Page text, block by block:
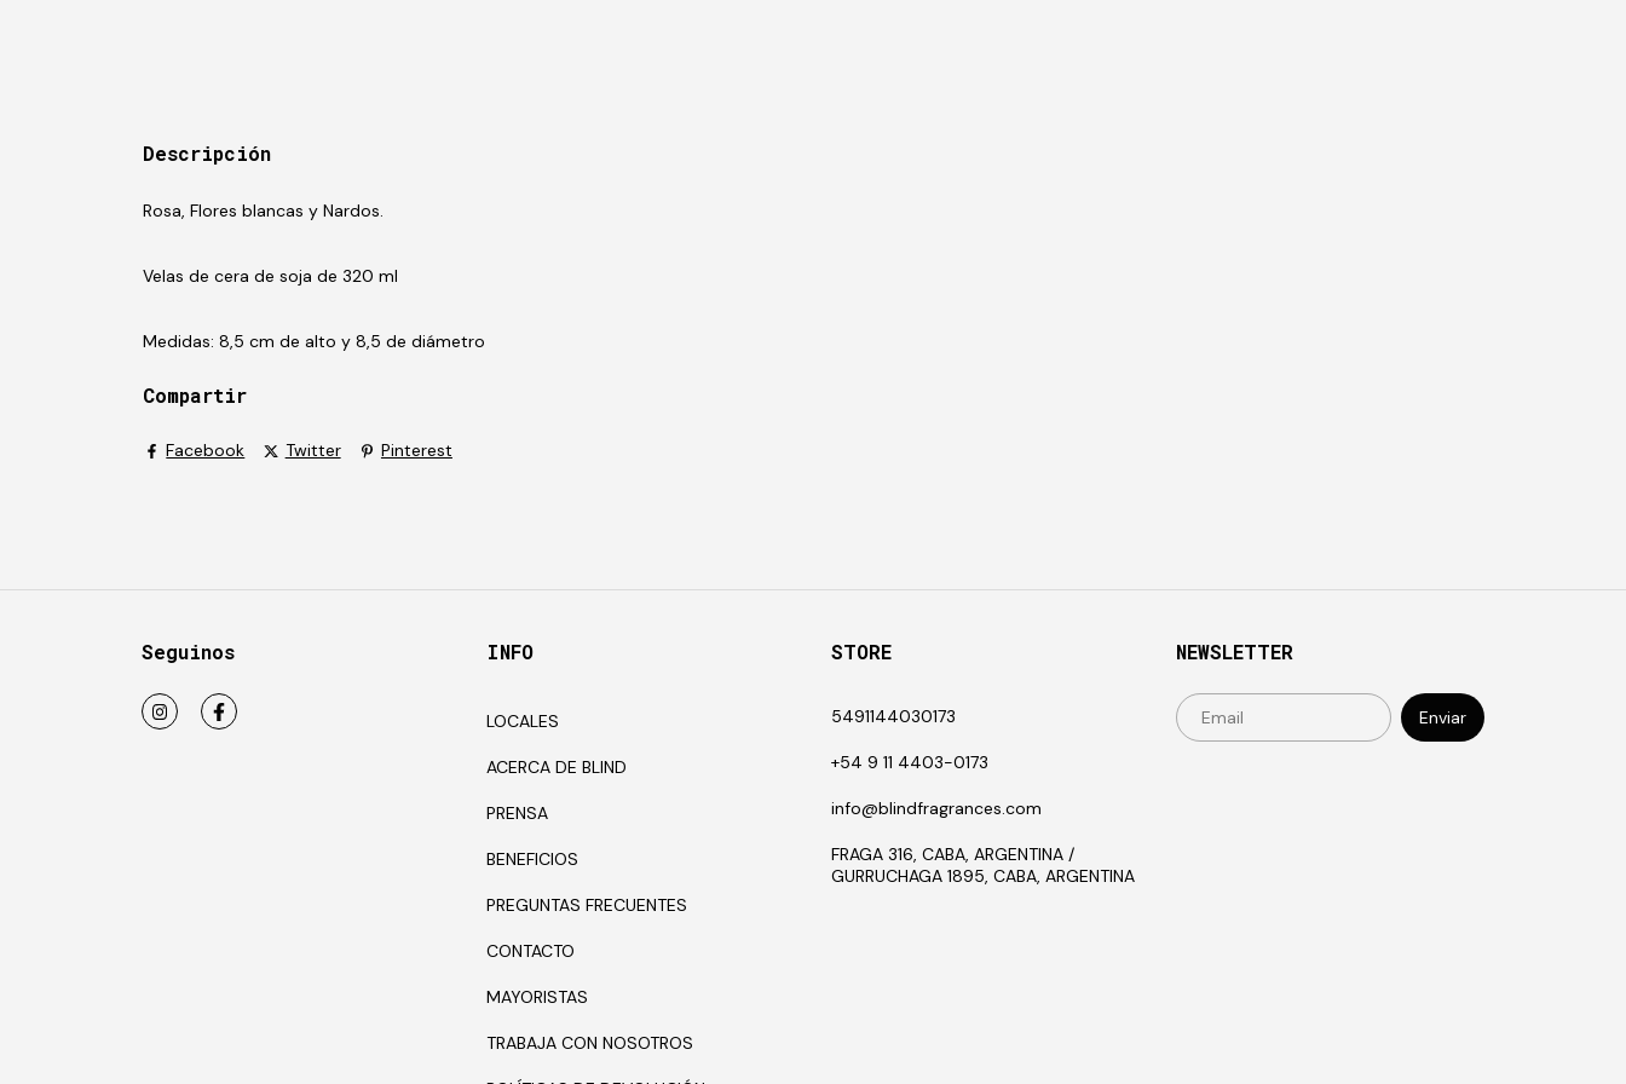
Descripción
Rosa, Flores blancas y Nardos.
Velas de cera de soja de 320 ml
Medidas: 8,5 cm de alto y 8,5 de diámetro
Compartir
Facebook Twitter Pinterest
Seguinos INFO
LOCALES
ACERCA DE BLIND
PRENSA
BENEFICIOS
PREGUNTAS FRECUENTES
CONTACTO
MAYORISTAS
TRABAJA CON NOSOTROS
STORE
5491144030173
+54 9 11 4403-0173
info@blindfragrances.com
FRAGA 316, CABA, ARGENTINA /
GURRUCHAGA 1895, CABA, ARGENTINA
NEWSLETTER